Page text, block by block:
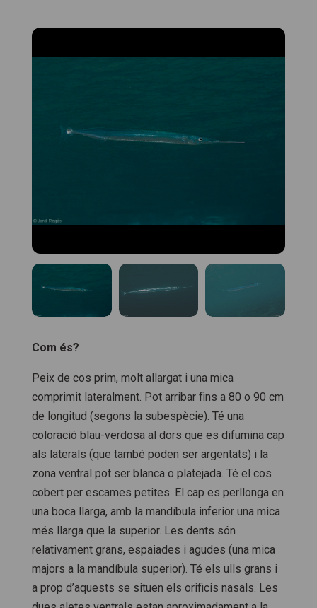
Com és?
Peix de cos prim, molt allargat i una mica
comprimit lateralment. Pot arribar fins a 80 o 90 cm
de longitud (segons la subespècie). Té una
coloració blau-verdosa al dors que es difumina cap
als laterals (que també poden ser argentats) i la
zona ventral pot ser blanca o platejada. Té el cos
cobert per escames petites. El cap es perllonga en
una boca llarga, amb la mandíbula inferior una mica
més llarga que la superior. Les dents són
relativament grans, espaiades i agudes (una mica
majors a la mandíbula superior). Té els ulls grans i
a prop d’aquests se situen els orificis nasals. Les